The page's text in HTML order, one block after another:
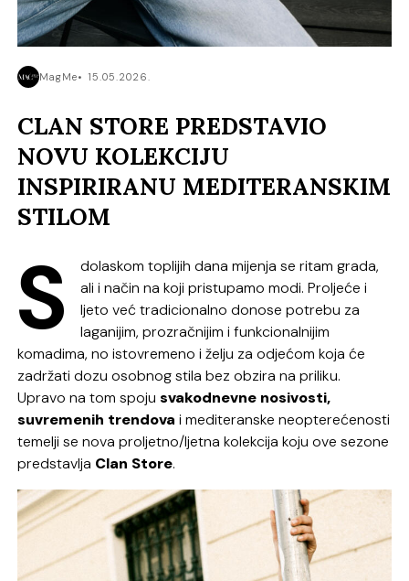
MagMe 15.05.2026.
CLAN STORE PREDSTAVIO
NOVU KOLEKCIJU
INSPIRIRANU MEDITERANSKIM
STILOM
S
dolaskom toplijih dana mijenja se ritam grada,
ali i način na koji pristupamo modi. Proljeće i
ljeto već tradicionalno donose potrebu za
laganijim, prozračnijim i funkcionalnijim
komadima, no istovremeno i želju za odjećom koja će
zadržati dozu osobnog stila bez obzira na priliku.
Upravo na tom spoju svakodnevne nosivosti,
suvremenih trendova i mediteranske neopterećenosti
temelji se nova proljetno/ljetna kolekcija koju ove sezone
predstavlja Clan Store.